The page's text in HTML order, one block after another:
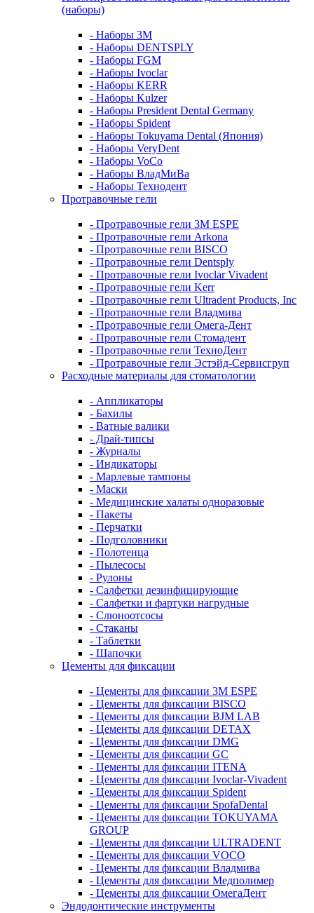
(наборы)
- Наборы 3М
- Наборы DENTSPLY
- Наборы FGM
- Наборы Ivoclar
- Наборы KERR
- Наборы Kulzer
- Наборы President Dental Germany
- Наборы Spident
- Наборы Tokuyama Dental (Япония)
- Наборы VeryDent
- Наборы VoCo
- Наборы ВладМиВа
- Наборы Технодент
Протравочные гели
- Протравочные гели 3М ESPE
- Протравочные гели Arkona
- Протравочные гели BISCO
- Протравочные гели Dentsply
- Протравочные гели Ivoclar Vivadent
- Протравочные гели Kerr
- Протравочные гели Ultradent Products, Inc
- Протравочные гели Владмива
- Протравочные гели Омега-Дент
- Протравочные гели Стомадент
- Протравочные гели ТехноДент
- Протравочные гели Эстэйд-Сервисгруп
Расходные материалы для стоматологии
- Аппликаторы
- Бахилы
- Ватные валики
- Драй-типсы
- Журналы
- Индикаторы
- Марлевые тампоны
- Маски
- Медицинские халаты одноразовые
- Пакеты
- Перчатки
- Подголовники
- Полотенца
- Пылесосы
- Рулоны
- Салфетки дезинфицирующие
- Салфетки и фартуки нагрудные
- Слюноотсосы
- Стаканы
- Таблетки
- Шапочки
Цементы для фиксации
- Цементы для фиксации 3M ESPE
- Цементы для фиксации BISCO
- Цементы для фиксации BJM LAB
- Цементы для фиксации DETAX
- Цементы для фиксации DMG
- Цементы для фиксации GC
- Цементы для фиксации ITENA
- Цементы для фиксации Ivoclar-Vivadent
- Цементы для фиксации Spident
- Цементы для фиксации SpofaDental
- Цементы для фиксации TOKUYAMA
GROUP
- Цементы для фиксации ULTRADENT
- Цементы для фиксации VOCO
- Цементы для фиксации Владмива
- Цементы для фиксации Медполимер
- Цементы для фиксации ОмегаДент
Эндодонтические инструменты